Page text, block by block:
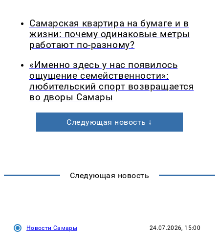
Самарская квартира на бумаге и в
жизни: почему одинаковые метры
работают по-разному?
«Именно здесь у нас появилось
ощущение семейственности»:
любительский спорт возвращается
во дворы Самары
Следующая новость ↓
Следующая новость
Новости Самары 24.07.2026, 15:00